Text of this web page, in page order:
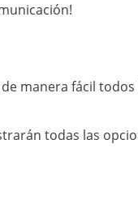
manera fácil
todas las